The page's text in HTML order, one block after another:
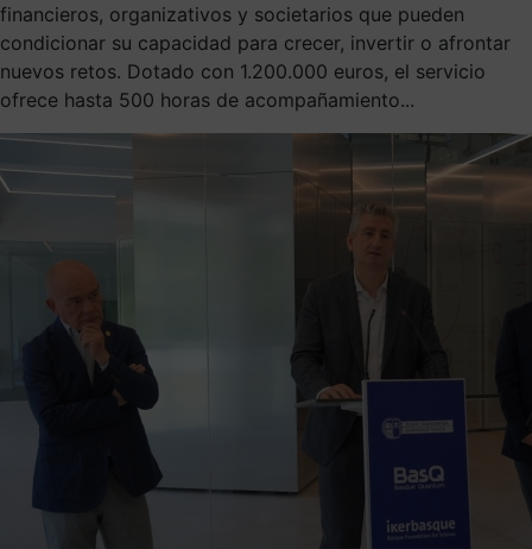
financieros, organizativos y societarios que pueden
condicionar su capacidad para crecer, invertir o afrontar
nuevos retos. Dotado con 1.200.000 euros, el servicio
ofrece hasta 500 horas de acompañamiento...